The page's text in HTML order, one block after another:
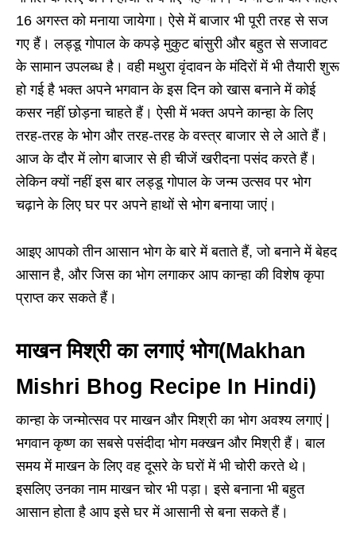
16 अगस्त को मनाया जायेगा। ऐसे में बाजार भी पूरी तरह से सज
गए हैं। लड्डू गोपाल के कपड़े मुकुट बांसुरी और बहुत से सजावट
के सामान उपलब्ध है। वही मथुरा वृंदावन के मंदिरों में भी तैयारी शुरू
हो गई है भक्त अपने भगवान के इस दिन को खास बनाने में कोई
कसर नहीं छोड़ना चाहते हैं। ऐसी में भक्त अपने कान्हा के लिए
तरह-तरह के भोग और तरह-तरह के वस्त्र बाजार से ले आते हैं।
आज के दौर में लोग बाजार से ही चीजें खरीदना पसंद करते हैं।
लेकिन क्यों नहीं इस बार लड्डू गोपाल के जन्म उत्सव पर भोग
चढ़ाने के लिए घर पर अपने हाथों से भोग बनाया जाएं।
आइए आपको तीन आसान भोग के बारे में बताते हैं, जो बनाने में बेहद
आसान है, और जिस का भोग लगाकर आप कान्हा की विशेष कृपा
प्राप्त कर सकते हैं।
माखन मिश्री का लगाएं भोग(Makhan
Mishri Bhog Recipe In Hindi)
कान्हा के जन्मोत्सव पर माखन और मिश्री का भोग अवश्य लगाएं |
भगवान कृष्ण का सबसे पसंदीदा भोग मक्खन और मिश्री हैं। बाल
समय में माखन के लिए वह दूसरे के घरों में भी चोरी करते थे।
इसलिए उनका नाम माखन चोर भी पड़ा। इसे बनाना भी बहुत
आसान होता है आप इसे घर में आसानी से बना सकते हैं।